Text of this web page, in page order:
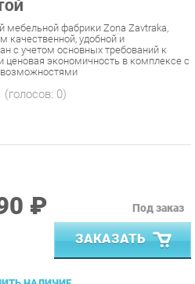
фабрики Zona Zavtraka,
удобной и
с учетом основных требований к
экономичность в комплексе с
(голосов:0)
₽
ЗАКАЗАТЬ
НАЛИЧИЕ